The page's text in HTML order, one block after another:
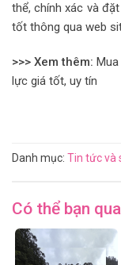
thể, chính xác và
tốt thông qua web
>>> Xem thêm:
lực giá tốt, uy tín
Danh mục: Tin tức và
Có thể bạn